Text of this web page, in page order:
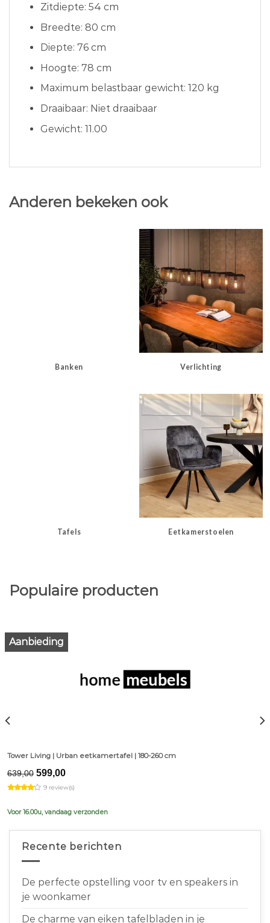
Zitdiepte: 54 cm
Breedte: 80 cm
Diepte: 76 cm
Hoogte: 78 cm
Maximum belastbaar gewicht: 120 kg
Draaibaar: Niet draaibaar
Gewicht: 11.00
Anderen bekeken ook
Banken Verlichting
Tafels Eetkamerstoelen
Populaire producten
Aanbieding
Tower Living | Urban eetkamertafel | 180-260 cm
639,00 Original
price
was:
599,00Current
is:
9 review(s)
Voor 16.00u, vandaag verzonden
Recente berichten
De perfecte opstelling voor tv en speakers in
je woonkamer
De charme van eiken tafelbladen in je